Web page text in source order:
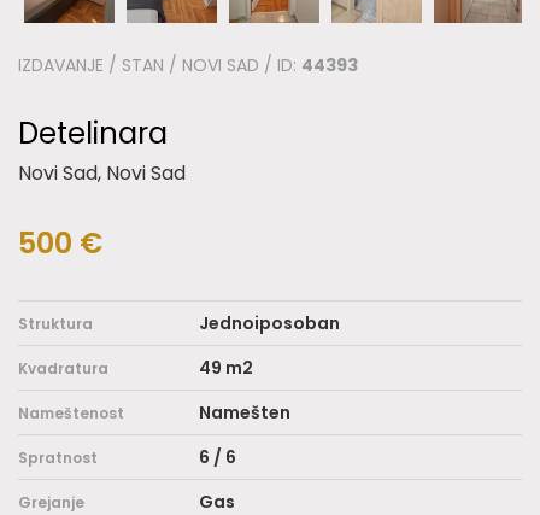
IZDAVANJE / STAN / NOVI SAD / ID: 44393
Detelinara
Novi Sad, Novi Sad
500 €
Struktura Jednoiposoban
Kvadratura 49 m2
Nameštenost Namešten
Spratnost 6 / 6
Grejanje Gas